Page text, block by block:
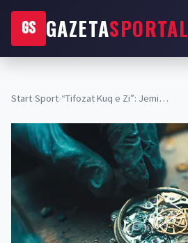
GS GAZETASPORTAL
Start›Sport›“Tifozat Kuq e Zi”: Jemi…